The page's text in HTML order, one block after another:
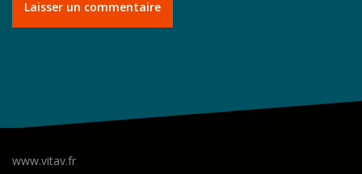
www.vitav.fr